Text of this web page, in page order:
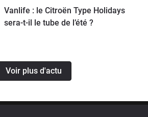
70 exemplaires.
Vanlife : le Citroën Type Holidays
sera-t-il le tube de l’été ?
Voir plus d'actu